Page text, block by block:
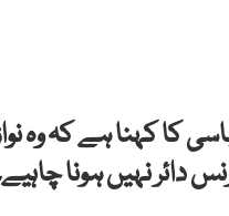
کہنا ہے کہ وہ
دائر نہیں ہونا